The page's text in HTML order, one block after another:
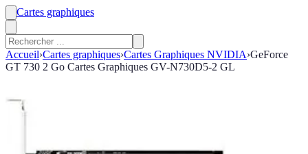
Cartes graphiques
Accueil›Cartes graphiques›Cartes Graphiques NVIDIA›GeForce
GT 730 2 Go Cartes Graphiques GV-N730D5-2 GL